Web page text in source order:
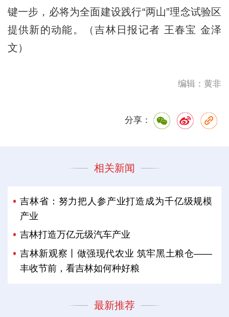
键一步，必将为全面建设践行“两山”理念试验区
提供新的动能。（吉林日报记者 王春宝 金泽
文）
编辑：黄非
分享：
相关新闻
吉林省：努力把人参产业打造成为千亿级规模
产业
吉林打造万亿元级汽车产业
吉林新观察丨做强现代农业 筑牢黑土粮仓——
丰收节前，看吉林如何种好粮
最新推荐